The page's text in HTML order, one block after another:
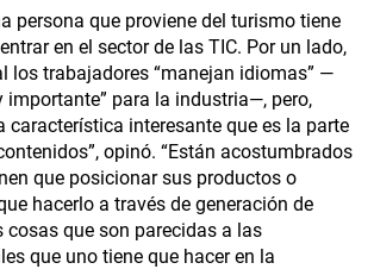
persona que proviene del turismo tiene
en el sector de las TIC. Por un lado,
los trabajadores “manejan idiomas” —
importante” para la industria—, pero,
característica interesante que es la parte
opinó. “Están acostumbrados
que posicionar sus productos o
hacerlo a través de generación de
cosas que son parecidas a las
que uno tiene que hacer en la